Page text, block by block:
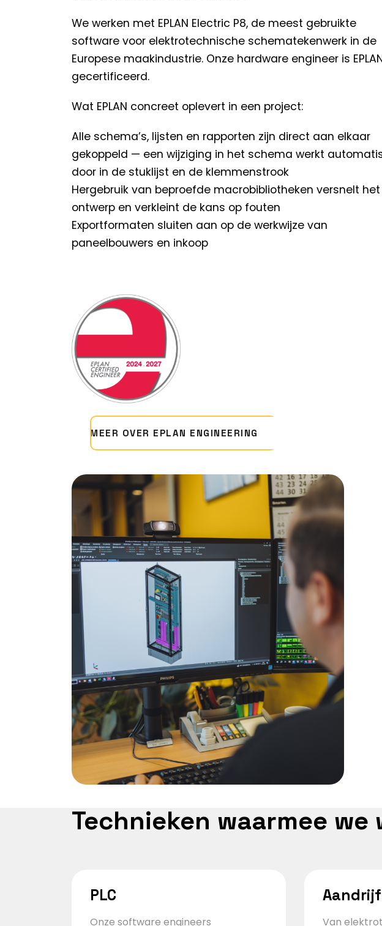
We werken met EPLAN Electric P8, de meest gebruikte
software voor elektrotechnische schematekenwerk in de
Europese maakindustrie. Onze hardware engineer is
gecertificeerd.
Wat EPLAN concreet oplevert in een project:
Alle schema’s, lijsten en rapporten zijn direct aan elkaar
gekoppeld — een wijziging in het schema werkt
door in de stuklijst en de klemmenstrook
Hergebruik van beproefde macrobibliotheken versnelt het
ontwerp en verkleint de kans op fouten
Exportformaten sluiten aan op de werkwijze van
paneelbouwers en inkoop
MEER OVER EPLAN ENGINEERING
Technieken waarmee we
PLC
Onze software engineers
Van